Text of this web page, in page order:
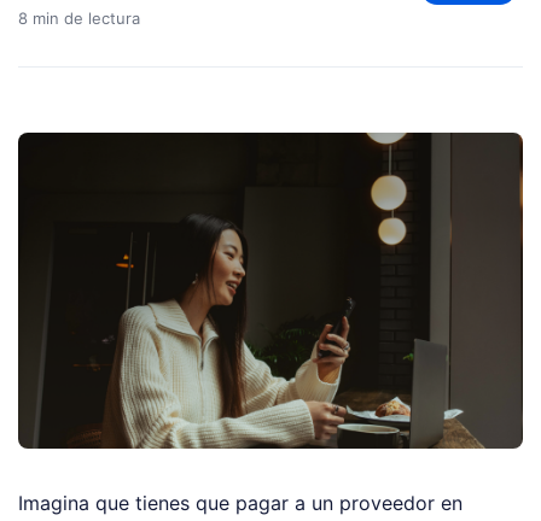
8 min de lectura
Imagina que tienes que pagar a un proveedor en